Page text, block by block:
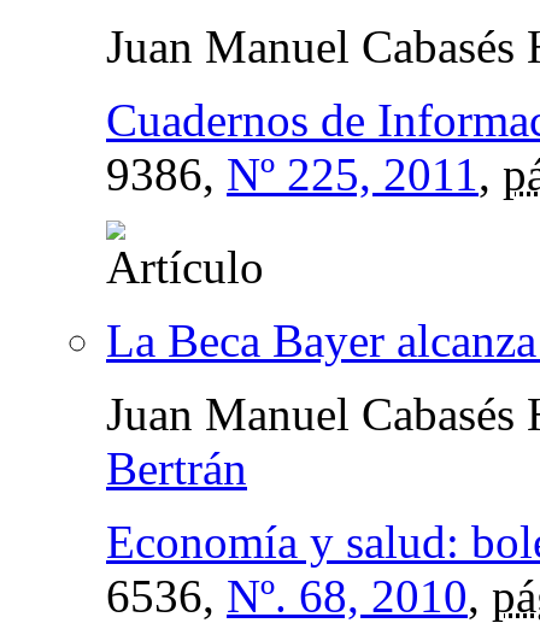
Juan Manuel
Cuadernos de
9386, Nº 225, 2011,
La Beca Bayer
Juan Manuel
Bertrán
Economía y salud:
6536, Nº. 68, 2010,